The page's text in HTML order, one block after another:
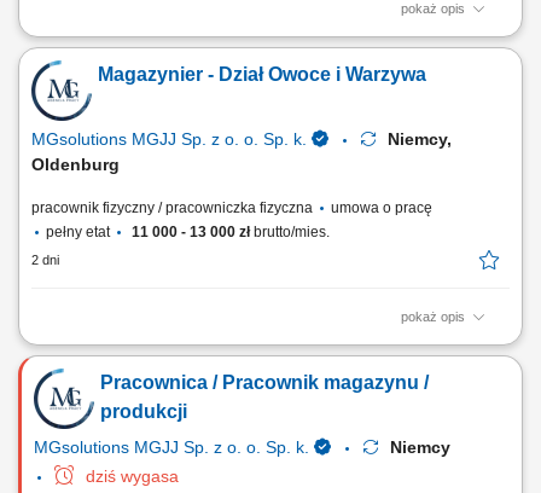
pokaż opis
Opis stanowiska: Zbieranie towaru w magazynie; Poruszanie się na
małym wózku elektrycznym; Wożenie za sobą palety, na której
układamy zebrany towar wg pozycji usłyszanej w słuchawce; Praca w
dziale owoców i warzyw (od poniedziałku do niedzieli, sobota wolna + 1
dzień w tygodniu,...
Magazynier - Dział Owoce i Warzywa
MGsolutions MGJJ Sp. z o. o. Sp. k.
Niemcy,
Oldenburg
pracownik fizyczny / pracowniczka fizyczna
umowa o pracę
pełny etat
11 000 - 13 000 złbrutto/mies.
2 dni
pokaż opis
Opis stanowiska Realizacja zamówień (Order Picker, Komisjonowanie)
w dziale Obst und Gemuse (owoce i warzywa) - możliwość pracy na
systemie w języku polskim. Opieka polskojęzycznego Koordynatora i
szkoleniowca! Układanie towaru; Kontrola jakości; Inne proste prace na
terenie magazynu;
Pracownica / Pracownik magazynu /
produkcji
MGsolutions MGJJ Sp. z o. o. Sp. k.
Niemcy
dziś wygasa